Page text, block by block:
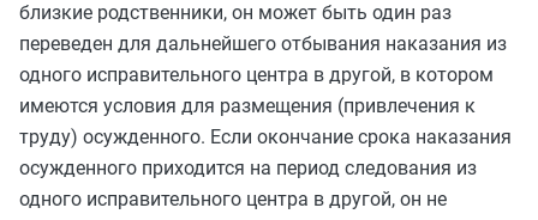
близкие родственники, он может быть один раз
переведен для дальнейшего отбывания наказания из
одного исправительного центра в другой, в котором
имеются условия для размещения (привлечения к
труду) осужденного. Если окончание срока наказания
осужденного приходится на период следования из
одного исправительного центра в другой, он не